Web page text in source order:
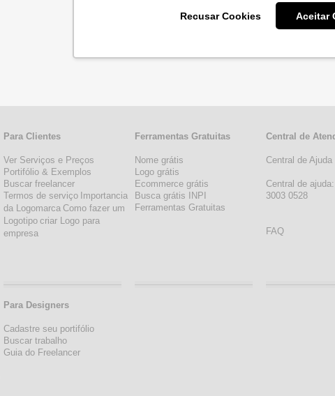
Recusar Cookies Aceitar
Para Clientes
Ver Serviços e Preços
Portifólio & Exemplos
Buscar freelancer
Termos de serviço Importancia
da Logomarca Como fazer um
Logotipo criar Logo para
empresa
Para Designers
Cadastre seu portifólio
Buscar trabalho
Guia do Freelancer
Ferramentas Gratuitas
Nome grátis
Logo grátis
Ecommerce grátis
Busca grátis INPI
Ferramentas Gratuitas
Central de
Central de Ajuda
Central de ajuda:
3003 0528
FAQ